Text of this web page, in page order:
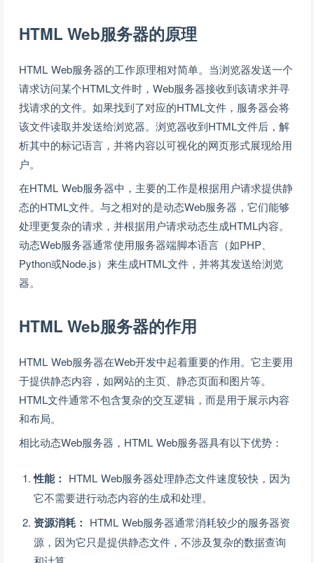
HTML Web服务器的原理
HTML Web服务器的工作原理相对简单。当浏览器发送一个
请求访问某个HTML文件时，Web服务器接收到该请求并寻
找请求的文件。如果找到了对应的HTML文件，服务器会将
该文件读取并发送给浏览器。浏览器收到HTML文件后，解
析其中的标记语言，并将内容以可视化的网页形式展现给用
户。
在HTML Web服务器中，主要的工作是根据用户请求提供静
态的HTML文件。与之相对的是动态Web服务器，它们能够
处理更复杂的请求，并根据用户请求动态生成HTML内容。
动态Web服务器通常使用服务器端脚本语言（如PHP、
Python或Node.js）来生成HTML文件，并将其发送给浏览
器。
HTML Web服务器的作用
HTML Web服务器在Web开发中起着重要的作用。它主要用
于提供静态内容，如网站的主页、静态页面和图片等。
HTML文件通常不包含复杂的交互逻辑，而是用于展示内容
和布局。
相比动态Web服务器，HTML Web服务器具有以下优势：
性能： HTML Web服务器处理静态文件速度较快，因为
它不需要进行动态内容的生成和处理。
资源消耗： HTML Web服务器通常消耗较少的服务器资
源，因为它只是提供静态文件，不涉及复杂的数据查询